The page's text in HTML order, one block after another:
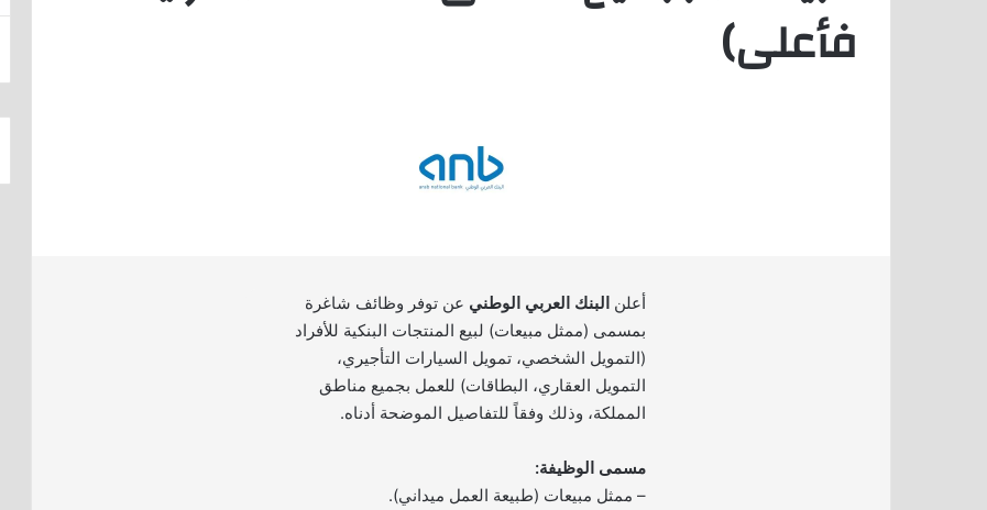
فأعلى)
أعلن البنك العربي الوطني عن توفر وظائف شاغرة
بمسمى (ممثل مبيعات) لبيع المنتجات البنكية للأفراد
(التمويل الشخصي، تمويل السيارات التأجيري،
التمويل العقاري، البطاقات) للعمل بجميع مناطق
المملكة، وذلك وفقاً للتفاصيل الموضحة أدناه.
مسمى الوظيفة:
– ممثل مبيعات (طبيعة العمل ميداني).